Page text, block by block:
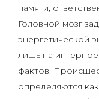
памяти,
Головной мозг
энергетической
лишь на
фактов.
определяются